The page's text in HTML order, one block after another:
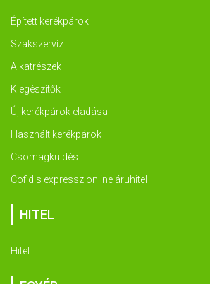
Épített kerékpárok
Szakszervíz
Alkatrészek
Kiegészítők
Új kerékpárok eladása
Használt kerékpárok
Csomagküldés
Cofidis expressz online áruhitel
HITEL
Hitel